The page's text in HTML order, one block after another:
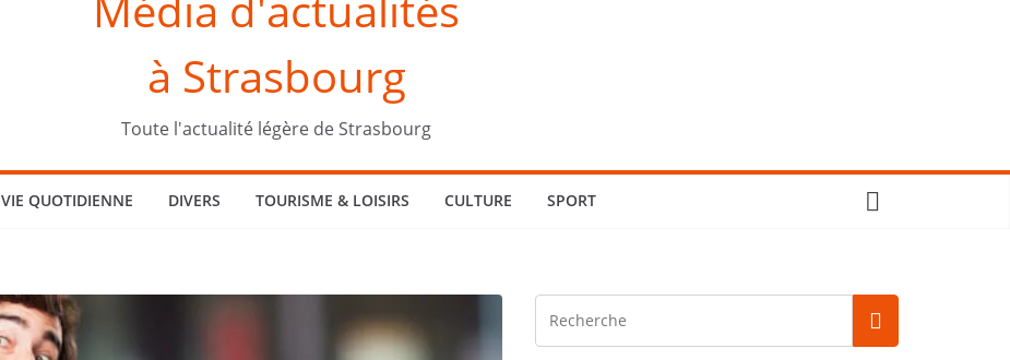
à Strasbourg
Toute l'actualité légère de Strasbourg
VIE QUOTIDIENNE DIVERS TOURISME & LOISIRS CULTURE SPORT